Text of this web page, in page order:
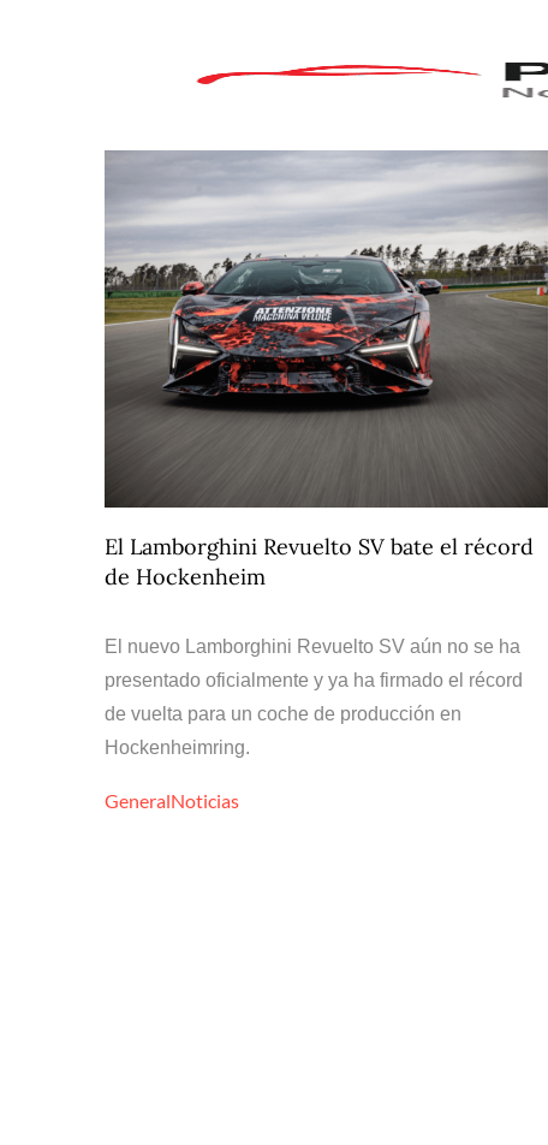
El Lamborghini Revuelto SV bate el récord
de Hockenheim
El nuevo Lamborghini Revuelto SV aún no se ha
presentado oficialmente y ya ha firmado el récord
de vuelta para un coche de producción en
Hockenheimring.
GeneralNoticias